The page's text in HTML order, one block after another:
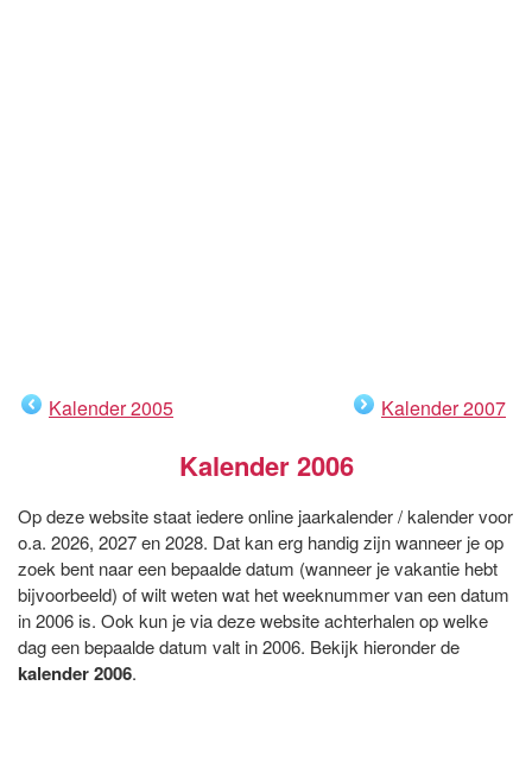
Kalender 2005 Kalender 2007
Kalender 2006
Op deze website staat iedere online jaarkalender / kalender voor
o.a. 2026, 2027 en 2028. Dat kan erg handig zijn wanneer je op
zoek bent naar een bepaalde datum (wanneer je vakantie hebt
bijvoorbeeld) of wilt weten wat het weeknummer van een datum
in 2006 is. Ook kun je via deze website achterhalen op welke
dag een bepaalde datum valt in 2006. Bekijk hieronder de
kalender 2006.